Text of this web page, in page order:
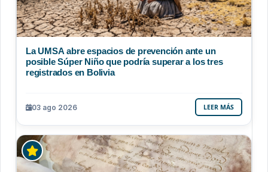
La UMSA abre espacios de prevención ante un
posible Súper Niño que podría superar a los tres
registrados en Bolivia
03 ago 2026 LEER MÁS